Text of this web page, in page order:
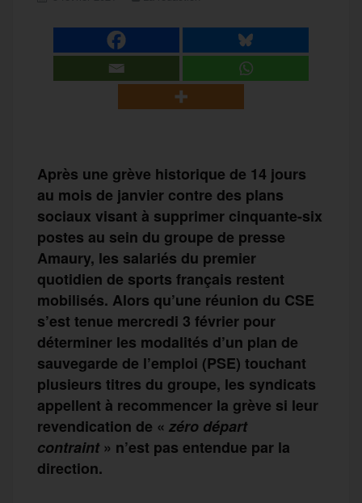
Après une grève historique de 14 jours
au mois de janvier contre des plans
sociaux visant à supprimer cinquante-six
postes au sein du groupe de presse
Amaury, les salariés du premier
quotidien de sports français restent
mobilisés. Alors qu’une réunion du CSE
s’est tenue mercredi 3 février pour
déterminer les modalités d’un plan de
sauvegarde de l’emploi (PSE) touchant
plusieurs titres du groupe, les syndicats
appellent à recommencer la grève si leur
revendication de « zéro départ
contraint » n’est pas entendue par la
direction.